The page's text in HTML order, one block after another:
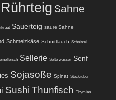
Rührteig Sahne
Sauerteig saure Sahne
Schmelzkäse Schnittlauch Schnitzel
Sellerie Selterwasser Senf
Sojasoße Spinat Steckrüben
Sushi Thunfisch Thymian